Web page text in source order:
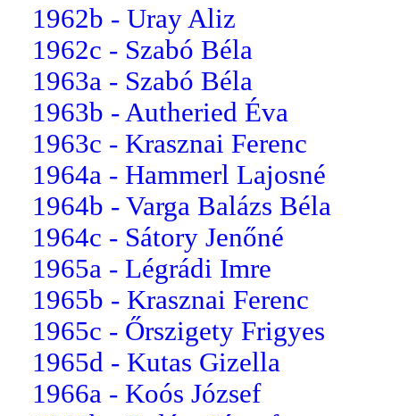
1962b - Uray Aliz
1962c - Szabó Béla
1963a - Szabó Béla
1963b - Autheried Éva
1963c - Krasznai Ferenc
1964a - Hammerl Lajosné
1964b - Varga Balázs Béla
1964c - Sátory Jenőné
1965a - Légrádi Imre
1965b - Krasznai Ferenc
1965c - Őrszigety Frigyes
1965d - Kutas Gizella
1966a - Koós József